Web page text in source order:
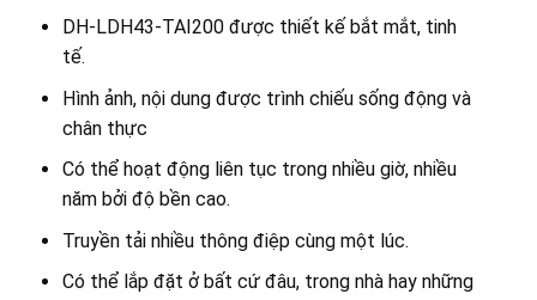
DH-LDH43-TAI200 được thiết kế bắt mắt, tinh
tế.
Hình ảnh, nội dung được trình chiếu sống động và
chân thực
Có thể hoạt động liên tục trong nhiều giờ, nhiều
năm bởi độ bền cao.
Truyền tải nhiều thông điệp cùng một lúc.
Có thể lắp đặt ở bất cứ đâu, trong nhà hay những